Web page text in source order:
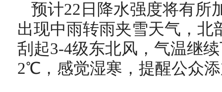
预计22日降水强度将有所
出现中雨转雨夹雪天气，北
刮起3-4级东北风，气温继
2℃，感觉湿寒，提醒公众